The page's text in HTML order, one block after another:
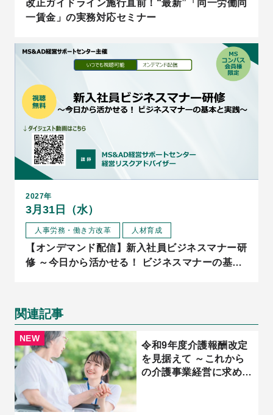
改正ガイドライン施行直前！“最新”「同一労働同
一賃金」の実務対応セミナー
2027年
3月31日（水）
人事労務・働き方改革 人材育成
【オンデマンド配信】新入社員ビジネスマナー研
修 ～今日から活かせる！ ビジネスマナーの基本
関連記事
令和9年度介護報酬改定
を見据えて ～これから
の介護事業経営に求めら